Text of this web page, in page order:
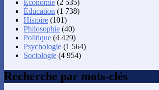
Économie (2 535)
Éducation (1 738)
Histoire (101)
Philosophie (40)
Politique (4 429)
Psychologie (1 564)
Sociologie (4 954)
Recherche par mots-clés